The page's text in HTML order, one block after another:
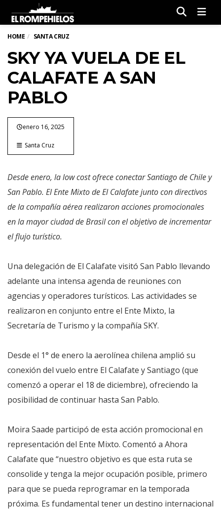
HOME SANTA CRUZ
SKY YA VUELA DE EL
CALAFATE A SAN
PABLO
enero 16, 2025
Santa Cruz
Desde enero, la low cost ofrece conectar Santiago de Chile y
San Pablo. El Ente Mixto de El Calafate junto con directivos
de la compañía aérea realizaron acciones promocionales
en la mayor ciudad de Brasil con el objetivo de incrementar
el flujo turístico.
Una delegación de El Calafate visitó San Pablo llevando
adelante una intensa agenda de reuniones con
agencias y operadores turísticos. Las actividades se
realizaron en conjunto entre el Ente Mixto, la
Secretaría de Turismo y la compañía SKY.
Desde el 1° de enero la aerolínea chilena amplió su
conexión del vuelo entre El Calafate y Santiago (que
comenzó a operar el 18 de diciembre), ofreciendo la
posibilidad de continuar hasta San Pablo.
Moira Saade participó de esta acción promocional en
representación del Ente Mixto. Comentó a Ahora
Calafate que “nuestro objetivo es que esta ruta se
consolide y tenga la mejor ocupación posible, primero
para que se pueda reprogramar en la temporada
próxima. Es fundamental tener un destino internacional